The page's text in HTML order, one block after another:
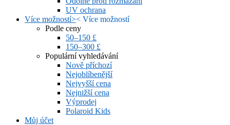
UV ochrana
Více možností>< Více možností
Podle ceny
50–150 £
150–300 £
Populární vyhledávání
Nově příchozí
Nejoblíbenější
Nejvyšší cena
Nejnižší cena
Výprodej
Polaroid Kids
Můj účet